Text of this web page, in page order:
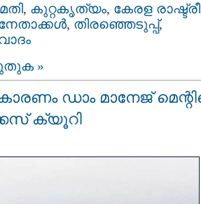
, കുറ്റകൃത്യം, കേരള
, തിരഞ്ഞെടുപ്പ്,
»
ഡാം മാനേജ്‌
ക്യൂറി